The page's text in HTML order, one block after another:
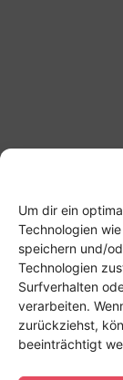
Um dir ein
Technologien
speichern und/
Technologien
Surfverhalten
verarbeiten.
zurückziehst,
beeinträchtigt